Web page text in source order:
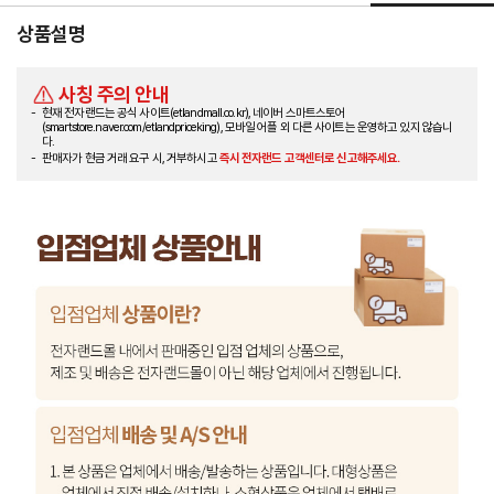
상품설명
사칭 주의 안내
현재 전자랜드는 공식 사이트(etlandmall.co.kr), 네이버 스마트스토어
(smartstore.naver.com/etlandpriceking), 모바일 어플 외 다른 사이트는 운영하고 있지 않습니
다.
판매자가 현금 거래 요구 시, 거부하시고즉시 전자랜드 고객센터로 신고해주세요.